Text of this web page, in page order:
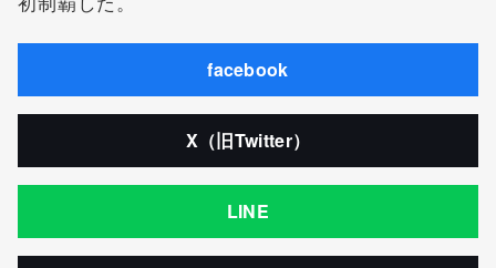
facebook
X（旧Twitter）
LINE